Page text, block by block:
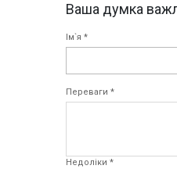
Ваша думка
Ім`я *
Переваги *
Недоліки *